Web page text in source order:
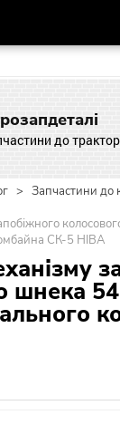
до
> Запчастини до
СК-5 НІВА
шнека